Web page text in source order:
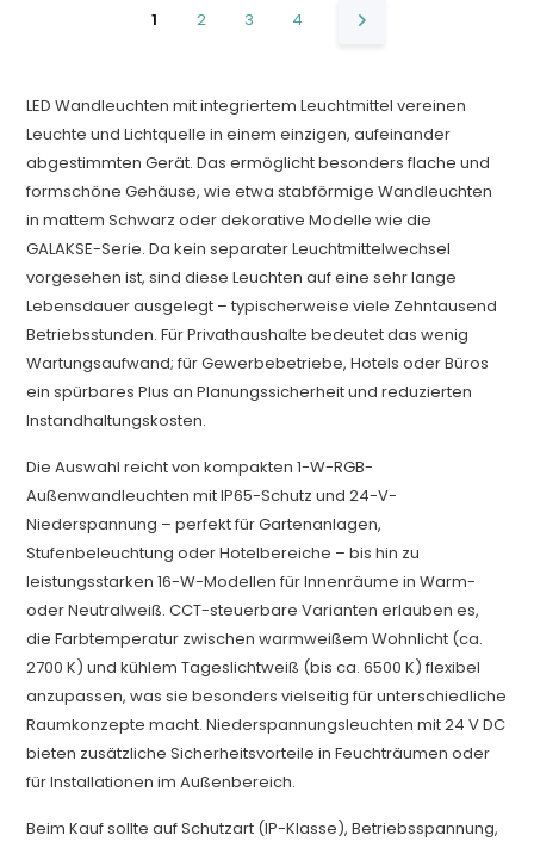
1 2 3 4
LED Wandleuchten mit integriertem Leuchtmittel vereinen
Leuchte und Lichtquelle in einem einzigen, aufeinander
abgestimmten Gerät. Das ermöglicht besonders flache und
formschöne Gehäuse, wie etwa stabförmige Wandleuchten
in mattem Schwarz oder dekorative Modelle wie die
GALAKSE-Serie. Da kein separater Leuchtmittelwechsel
vorgesehen ist, sind diese Leuchten auf eine sehr lange
Lebensdauer ausgelegt – typischerweise viele Zehntausend
Betriebsstunden. Für Privathaushalte bedeutet das wenig
Wartungsaufwand; für Gewerbebetriebe, Hotels oder Büros
ein spürbares Plus an Planungssicherheit und reduzierten
Instandhaltungskosten.
Die Auswahl reicht von kompakten 1-W-RGB-
Außenwandleuchten mit IP65-Schutz und 24-V-
Niederspannung – perfekt für Gartenanlagen,
Stufenbeleuchtung oder Hotelbereiche – bis hin zu
leistungsstarken 16-W-Modellen für Innenräume in Warm-
oder Neutralweiß. CCT-steuerbare Varianten erlauben es,
die Farbtemperatur zwischen warmweißem Wohnlicht (ca.
2700 K) und kühlem Tageslichtweiß (bis ca. 6500 K) flexibel
anzupassen, was sie besonders vielseitig für unterschiedliche
Raumkonzepte macht. Niederspannungsleuchten mit 24 V DC
bieten zusätzliche Sicherheitsvorteile in Feuchträumen oder
für Installationen im Außenbereich.
Beim Kauf sollte auf Schutzart (IP-Klasse), Betriebsspannung,